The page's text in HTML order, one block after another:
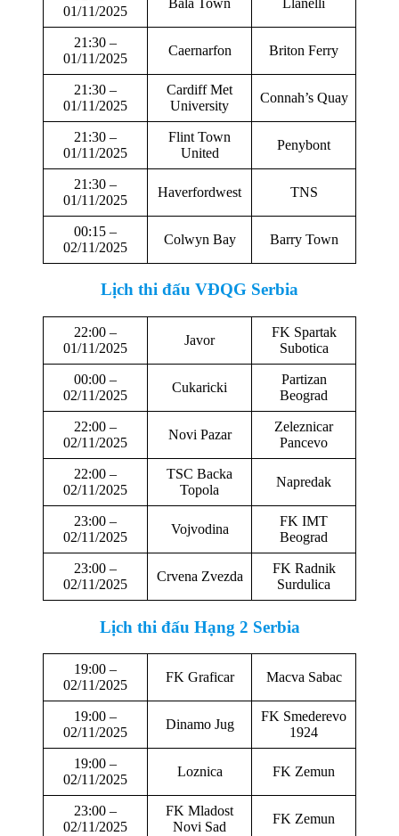
01/11/2025
21:30 –
01/11/2025
Caernarfon Briton Ferry
21:30 –
01/11/2025
Cardiff Met
University
Connah’s Quay
21:30 –
01/11/2025
Flint Town
United
Penybont
21:30 –
01/11/2025
Haverfordwest TNS
00:15 –
02/11/2025
Colwyn Bay Barry Town
Lịch thi đấu VĐQG Serbia
22:00 –
01/11/2025
Javor
FK Spartak
Subotica
00:00 –
02/11/2025
Cukaricki
Partizan
Beograd
22:00 –
02/11/2025
Novi Pazar
Zeleznicar
Pancevo
22:00 –
02/11/2025
TSC Backa
Topola
Napredak
23:00 –
02/11/2025
Vojvodina
FK IMT
Beograd
23:00 –
02/11/2025
Crvena Zvezda
FK Radnik
Surdulica
Lịch thi đấu Hạng 2 Serbia
19:00 –
02/11/2025
FK Graficar Macva Sabac
19:00 –
02/11/2025
Dinamo Jug
FK Smederevo
1924
19:00 –
02/11/2025
Loznica FK Zemun
23:00 –
02/11/2025
FK Mladost
Novi Sad
FK Zemun